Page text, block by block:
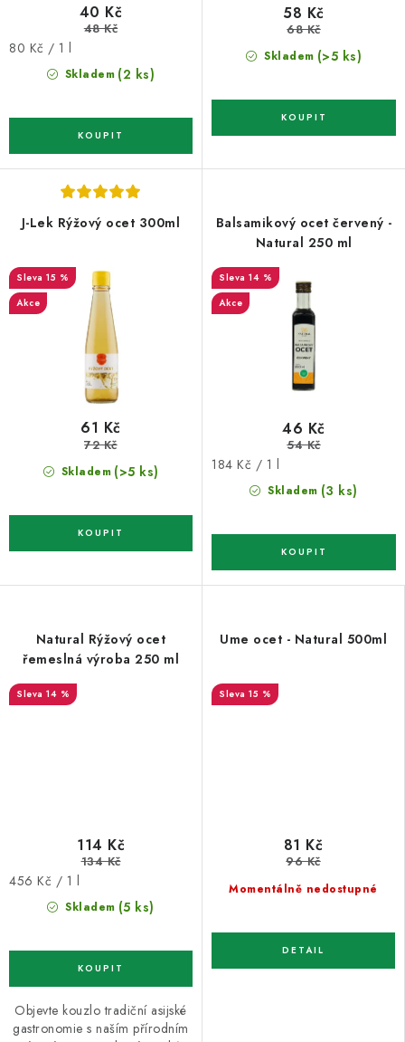
Skladem (2 ks)
40 Kč
48 Kč
Měrná
80 Kč / 1 l Skladem (>5 ks)
58 Kč
68 Kč
J-Lek Rýžový ocet 300ml
15 %
Akce
Skladem (>5 ks)
61 Kč
72 Kč
Balsamikový ocet červený -
Natural 250 ml
14 %
Akce
Skladem (3 ks)
46 Kč
54 Kč
Měrná
184 Kč / 1 l
Natural Rýžový ocet
řemeslná výroba 250 ml
14 %
Skladem (5 ks)
114 Kč
134 Kč
Měrná
456 Kč / 1 l
Objevte kouzlo tradiční asijské
gastronomie s naším přírodním
Ume ocet - Natural 500ml
15 %
Momentálně nedostupné
81 Kč
96 Kč